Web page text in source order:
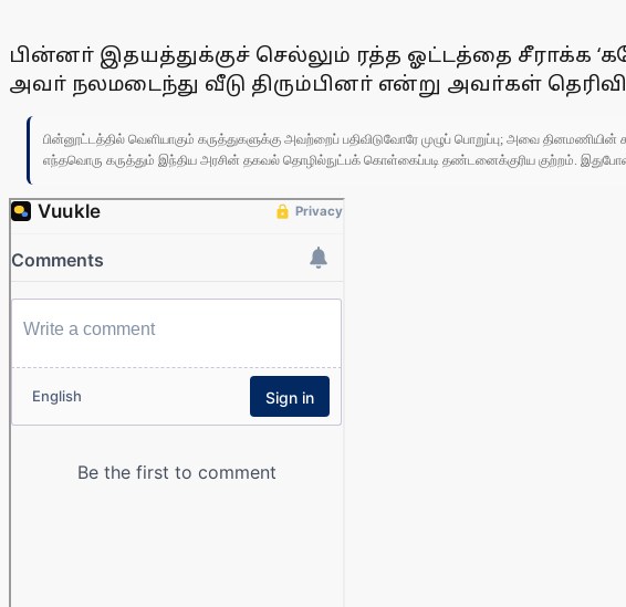
பின்னா் இதயத்துக்குச் செல்லும் ரத்த ஓட்டத்தை சீராக்க
அவா் நலமடைந்து வீடு திரும்பினா் என்று அவா்கள்
பின்னூட்டத்தில் வெளியாகும் கருத்துகளுக்கு அவற்றைப் பதிவிடுவோரே முழுப் பொறுப்பு; அவை
எந்தவொரு கருத்தும் இந்திய அரசின் தகவல் தொழில்நுட்பக் கொள்கைப்படி தண்டனைக்குரிய குற்றம். இதுபோன்ற